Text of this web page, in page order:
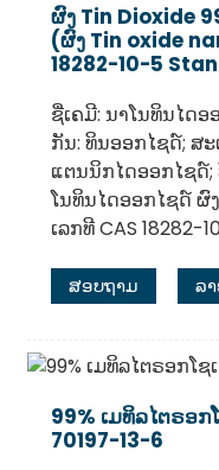
ຜົງ Tin Dioxide
(ຜົງ Tin oxide
18282-10-5
ຊື່ເຄມີ: ນາໂນທິນໄດ
ກັນ: ທິນອອກໄຊດ໌; ສ
ແຕນນິກໄດອອກໄຊດ໌;
ໂນທິນໄດອອກໄຊດ໌ ຜົ
ເລກທີ CAS 18282-
ສອບຖາມ ລ
99% ເມທິລໄຕຣອກ
70197-13-6